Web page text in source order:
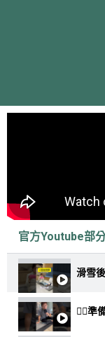
官方Youtube部
滑雪
🏃‍♂️準